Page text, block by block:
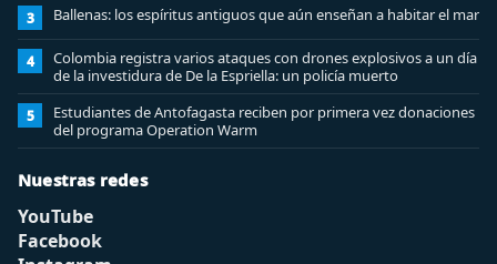
3 Ballenas: los espíritus antiguos que aún enseñan a habitar el mar
4
Colombia registra varios ataques con drones explosivos a un día
de la investidura de De la Espriella: un policía muerto
5
Estudiantes de Antofagasta reciben por primera vez donaciones
del programa Operation Warm
Nuestras redes
YouTube
Facebook